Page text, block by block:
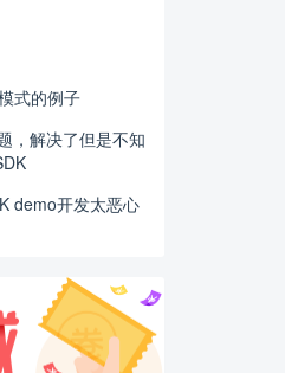
式的例子
，解决了但是不知
demo开发太恶心